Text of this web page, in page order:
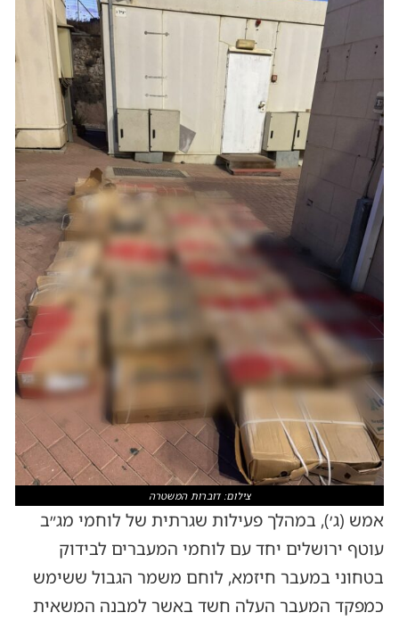
צילום: דוברות המשטרה
אמש (ג׳), במהלך פעילות שגרתית של לוחמי מג״ב
עוטף ירושלים יחד עם לוחמי המעברים לבידוק
בטחוני במעבר חיזמא, לוחם משמר הגבול ששימש
כמפקד המעבר העלה חשד באשר למבנה המשאית